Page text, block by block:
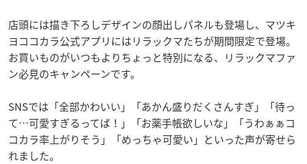
店頭には描き下ろしデザインの顔出しパネルも登場し、マツキ
ヨココカラ公式アプリにはリラックマたちが期間限定で登場。
お買いものがいつもよりちょっと特別になる、リラックマファ
ン必見のキャンペーンです。
SNSでは「全部かわいい」「あかん盛りだくさんすぎ」「待っ
て…可愛すぎるってば！」「お薬手帳欲しいな」「うわぁぁコ
コカラ率上がりそう」「めっちゃ可愛い」といった声が寄せら
れました。